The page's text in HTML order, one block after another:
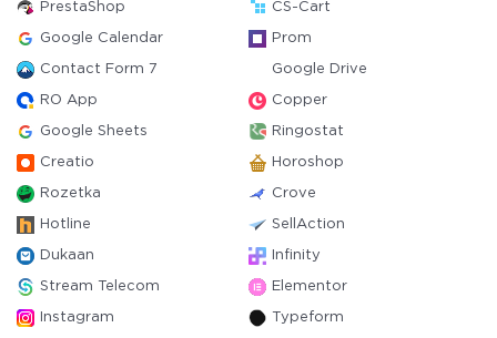
PrestaShop CS-Cart
Google Calendar Prom
Contact Form 7 Google Drive
RO App Copper
Google Sheets Ringostat
Creatio Horoshop
Rozetka Crove
Hotline SellAction
Dukaan Infinity
Stream Telecom Elementor
Instagram Typeform